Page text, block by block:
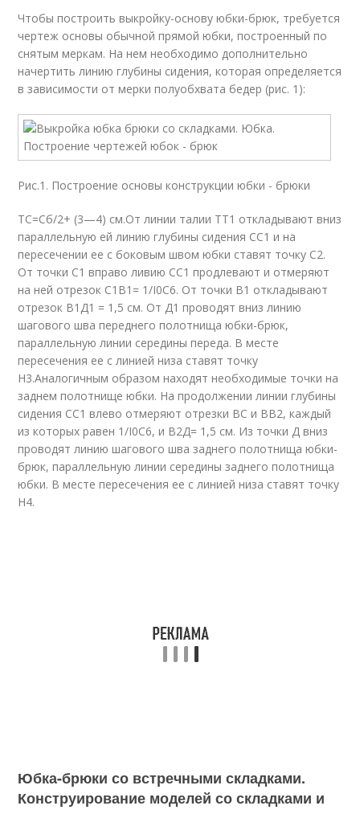
Чтобы построить выкройку-основу юбки-брюк, требуется
чертеж основы обычной прямой юбки, построенный по
снятым меркам. На нем необходимо дополнительно
начертить линию глубины сидения, которая определяется
в зависимости от мерки полуобхвата бедер (рис. 1):
Рис.1. Построение основы конструкции юбки - брюки
ТС=Сб/2+ (3—4) см.От линии талии ТТ1 откладывают вниз
параллельную ей линию глубины сидения СС1 и на
пересечении ее с боковым швом юбки ставят точку С2.
От точки С1 вправо ливию СС1 продлевают и отмеряют
на ней отрезок С1В1= 1/I0С6. От точки В1 откладывают
отрезок В1Д1 = 1,5 см. От Д1 проводят вниз линию
шагового шва переднего полотнища юбки-брюк,
параллельную линии середины переда. В месте
пересечения ее с линией низа ставят точку
Н3.Аналогичным образом находят необходимые точки на
заднем полотнище юбки. На продолжении линии глубины
сидения СС1 влево отмеряют отрезки ВС и ВВ2, каждый
из которых равен 1/I0С6, и В2Д= 1,5 см. Из точки Д вниз
проводят линию шагового шва заднего полотнища юбки-
брюк, параллельную линии середины заднего полотнища
юбки. В месте пересечения ее с линией низа ставят точку
Н4.
Юбка-брюки со встречными складками.
Конструирование моделей со складками и